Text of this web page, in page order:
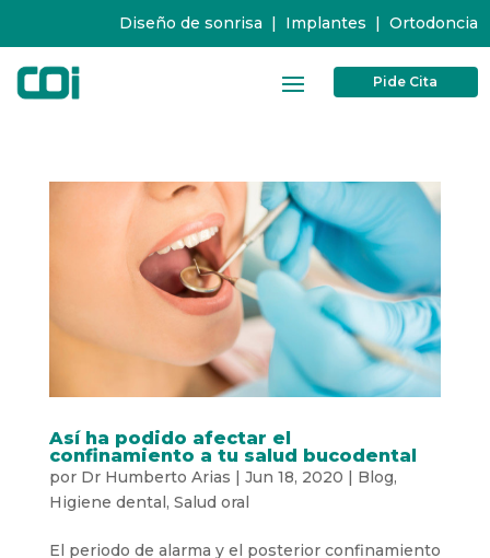
Diseño de sonrisa | Implantes | Ortodoncia
Pide Cita
Así ha podido afectar el
confinamiento a tu salud bucodental
por Dr Humberto Arias | Jun 18, 2020 | Blog,
Higiene dental, Salud oral
El periodo de alarma y el posterior confinamiento